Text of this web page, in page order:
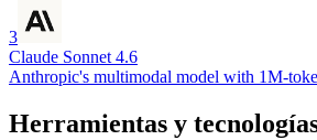
3
Claude Sonnet 4.6
Anthropic's multimodal model with 1M-
Herramientas y